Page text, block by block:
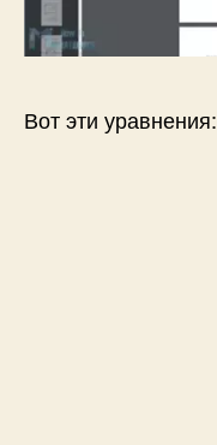
Вот эти уравнения: